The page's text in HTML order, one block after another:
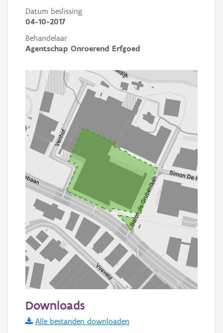
Datum beslissing
04-10-2017
Behandelaar
Agentschap Onroerend Erfgoed
Informatie Vlaanderen
Downloads
Alle bestanden downloaden